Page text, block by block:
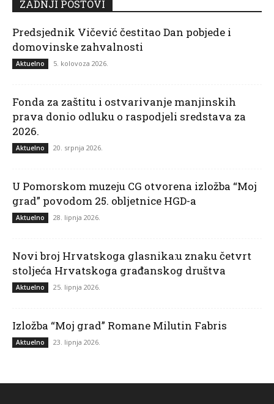
ZADNJI POSTOVI
Predsjednik Vičević čestitao Dan pobjede i
domovinske zahvalnosti
Aktuelno 5. kolovoza 2026.
Fonda za zaštitu i ostvarivanje manjinskih
prava donio odluku o raspodjeli sredstava za
2026.
Aktuelno 20. srpnja 2026.
U Pomorskom muzeju CG otvorena izložba “Moj
grad” povodom 25. obljetnice HGD-a
Aktuelno 28. lipnja 2026.
Novi broj Hrvatskoga glasnika:u znaku četvrt
stoljeća Hrvatskoga građanskog društva
Aktuelno 25. lipnja 2026.
Izložba “Moj grad” Romane Milutin Fabris
Aktuelno 23. lipnja 2026.